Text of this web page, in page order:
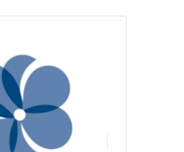
Suite